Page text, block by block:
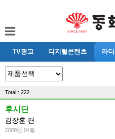
TV광고 디지털콘텐츠 라
Total : 222
후시딘
김장훈 편
2008년 04월